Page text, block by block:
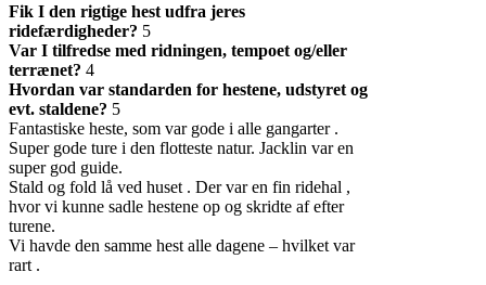
Fik I den rigtige hest udfra jeres
ridefærdigheder? 5
Var I tilfredse med ridningen, tempoet og/eller
terrænet? 4
Hvordan var standarden for hestene, udstyret og
evt. staldene? 5
Fantastiske heste, som var gode i alle gangarter .
Super gode ture i den flotteste natur. Jacklin var en
super god guide.
Stald og fold lå ved huset . Der var en fin ridehal ,
hvor vi kunne sadle hestene op og skridte af efter
turene.
Vi havde den samme hest alle dagene – hvilket var
rart .